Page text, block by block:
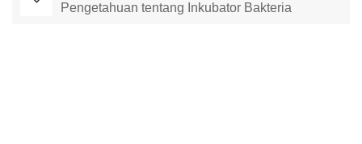
Pengetahuan tentang Inkubator Bakteria